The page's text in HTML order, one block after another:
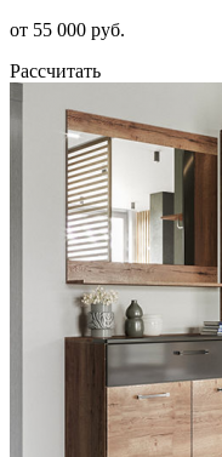
от 55 000 руб.
Рассчитать